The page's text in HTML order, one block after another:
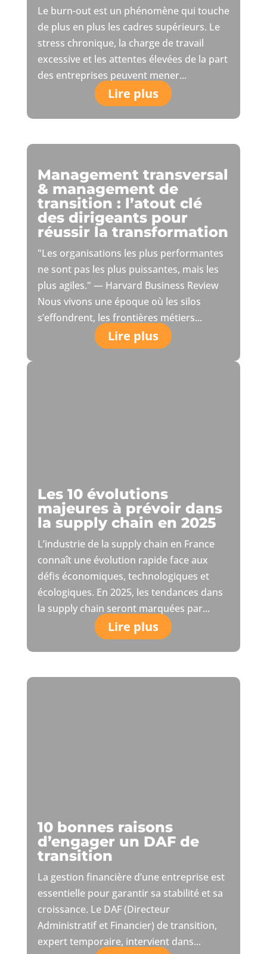
Le burn-out est un phénomène qui touche
de plus en plus les cadres supérieurs. Le
stress chronique, la charge de travail
excessive et les attentes élevées de la part
des entreprises peuvent mener...
Lire plus
Management transversal
& management de
transition : l’atout clé
des dirigeants pour
réussir la transformation
"Les organisations les plus performantes
ne sont pas les plus puissantes, mais les
plus agiles." — Harvard Business Review
Nous vivons une époque où les silos
s’effondrent, les frontières métiers...
Lire plus
Les 10 évolutions
majeures à prévoir dans
la supply chain en 2025
L’industrie de la supply chain en France
connaît une évolution rapide face aux
défis économiques, technologiques et
écologiques. En 2025, les tendances dans
la supply chain seront marquées par...
Lire plus
10 bonnes raisons
d’engager un DAF de
transition
La gestion financière d’une entreprise est
essentielle pour garantir sa stabilité et sa
croissance. Le DAF (Directeur
Administratif et Financier) de transition,
expert temporaire, intervient dans...